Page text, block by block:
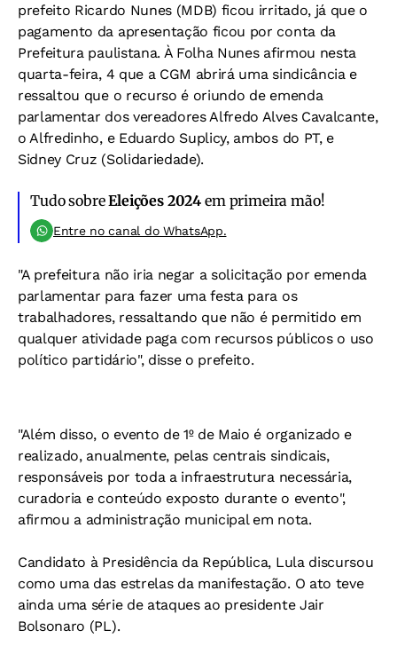
prefeito Ricardo Nunes (MDB) ficou irritado, já que o
pagamento da apresentação ficou por conta da
Prefeitura paulistana. À Folha Nunes afirmou nesta
quarta-feira, 4 que a CGM abrirá uma sindicância e
ressaltou que o recurso é oriundo de emenda
parlamentar dos vereadores Alfredo Alves Cavalcante,
o Alfredinho, e Eduardo Suplicy, ambos do PT, e
Sidney Cruz (Solidariedade).
Tudo sobreEleições 2024 em primeira mão!
Entre no canal do WhatsApp.
"A prefeitura não iria negar a solicitação por emenda
parlamentar para fazer uma festa para os
trabalhadores, ressaltando que não é permitido em
qualquer atividade paga com recursos públicos o uso
político partidário", disse o prefeito.
"Além disso, o evento de 1º de Maio é organizado e
realizado, anualmente, pelas centrais sindicais,
responsáveis por toda a infraestrutura necessária,
curadoria e conteúdo exposto durante o evento",
afirmou a administração municipal em nota.
Candidato à Presidência da República, Lula discursou
como uma das estrelas da manifestação. O ato teve
ainda uma série de ataques ao presidente Jair
Bolsonaro (PL).